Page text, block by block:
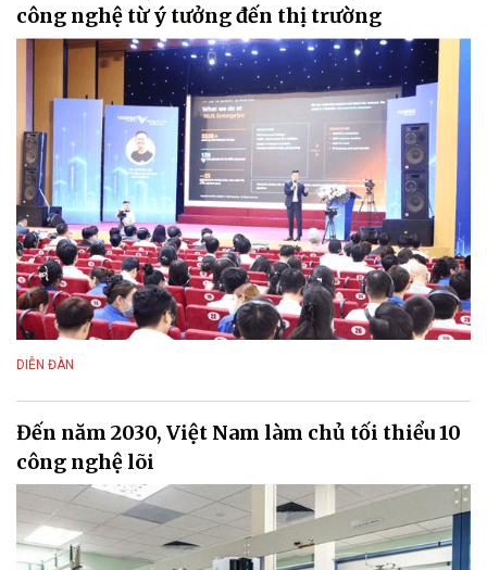
công nghệ từ ý tưởng đến thị trường
DIỄN ĐÀN
Đến năm 2030, Việt Nam làm chủ tối thiểu 10
công nghệ lõi